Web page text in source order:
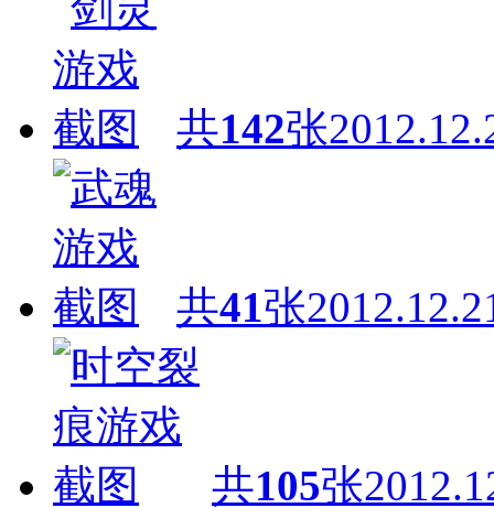
共142张
共41张
共105张